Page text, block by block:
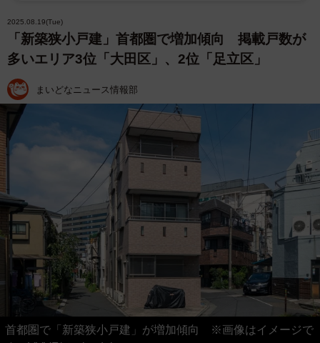
2025.08.19(Tue)
「新築狭小戸建」首都圏で増加傾向 掲載戸数が
多いエリア3位「大田区」、2位「足立区」
まいどなニュース情報部
首都圏で「新築狭小戸建」が増加傾向 ※画像はイメージで